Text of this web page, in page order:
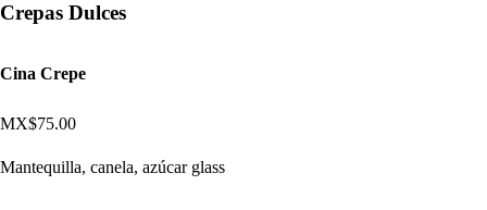
Crepas Dulces
Cina Crepe
MX$75.00
Mantequilla, canela, azúcar glass